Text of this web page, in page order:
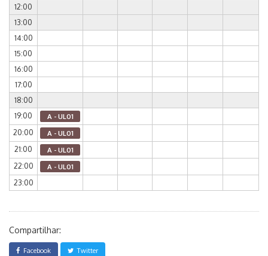
12:00
13:00
14:00
15:00
16:00
17:00
18:00
19:00
A - UL01
20:00 A - UL01
21:00 A - UL01
22:00 A - UL01
23:00
Compartilhar:
Facebook Twitter